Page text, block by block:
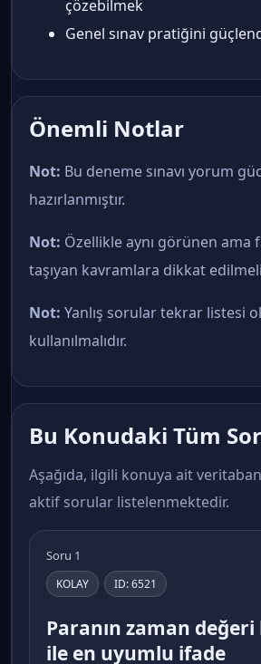
çözebilmek
Genel sınav pratiğini
Önemli Notlar
Not: Bu deneme sınavı yorum
hazırlanmıştır.
Not: Özellikle aynı görünen ama
taşıyan kavramlara dikkat
Not: Yanlış sorular tekrar listesi
kullanılmalıdır.
Bu Konudaki Tüm
Aşağıda, ilgili konuya ait
aktif sorular listelenmektedir.
Soru 1
KOLAY ID: 6521
Paranın zaman değeri
ile en uyumlu ifade